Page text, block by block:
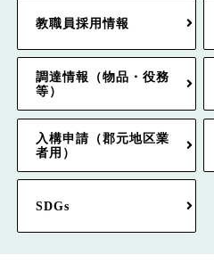
教職員採用情報
調達情報（物品・役務
等）
入構申請（郡元地区業
者用）
SDGs